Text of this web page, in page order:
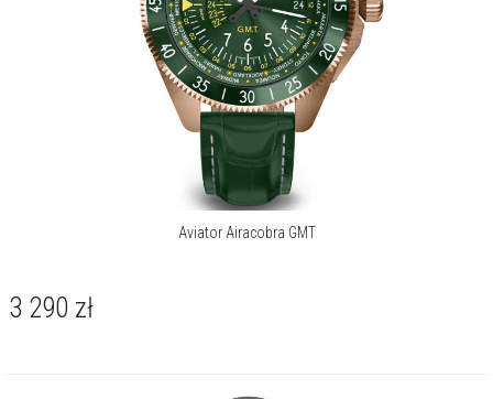
O kolekcji Airacobra GMT
Aviator Airacobra GMT to hołd dla legendarnego samolotu P-39
Airacobra – symbolu odwagi i technicznej doskonałości. Zegarek
łączy precyzję szwajcarskiego rzemiosła z aerodymiczną elegancją
formy. Przejrzysta tarcza inspirowana kokpitem zapewnia doskonałą
czytelność, a funkcja GMT pozwala śledzić czas w dwóch strefach
jednocześnie. To czasomierz dla tych, którzy żyją w rytmie podróży i
zawsze sięgają dalej niż horyzont.
Założony w 2000 r. z misją stworzenia najlepszej kolekcji zegarków
lotniczych inspirowanych historią awiacji, każdy zegarek został
Aviator Airacobra GMT
3 290 zł